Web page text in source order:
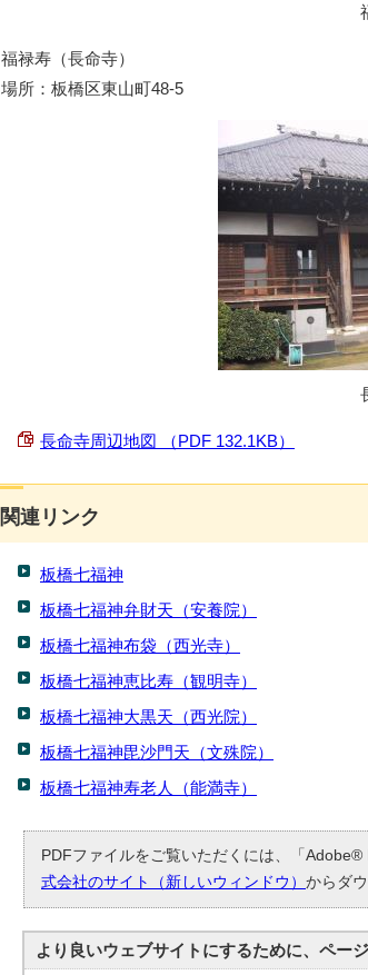
福禄寿（長命寺）
場所：板橋区東山町48-5
長命寺周辺地図 （PDF 132.1KB）
関連リンク
板橋七福神
板橋七福神弁財天（安養院）
板橋七福神布袋（西光寺）
板橋七福神恵比寿（観明寺）
板橋七福神大黒天（西光院）
板橋七福神毘沙門天（文殊院）
板橋七福神寿老人（能満寺）
PDFファイルをご覧いただくには、「
式会社のサイト（新しいウィンドウ） からダ
より良いウェブサイトにするために、ペー